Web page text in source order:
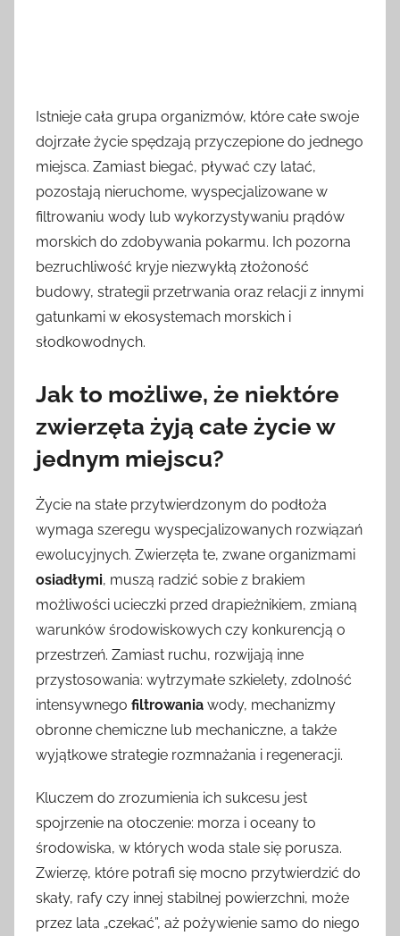
Istnieje cała grupa organizmów, które całe swoje
dojrzałe życie spędzają przyczepione do jednego
miejsca. Zamiast biegać, pływać czy latać,
pozostają nieruchome, wyspecjalizowane w
filtrowaniu wody lub wykorzystywaniu prądów
morskich do zdobywania pokarmu. Ich pozorna
bezruchliwość kryje niezwykłą złożoność
budowy, strategii przetrwania oraz relacji z innymi
gatunkami w ekosystemach morskich i
słodkowodnych.
Jak to możliwe, że niektóre
zwierzęta żyją całe życie w
jednym miejscu?
Życie na stałe przytwierdzonym do podłoża
wymaga szeregu wyspecjalizowanych rozwiązań
ewolucyjnych. Zwierzęta te, zwane organizmami
osiadłymi, muszą radzić sobie z brakiem
możliwości ucieczki przed drapieżnikiem, zmianą
warunków środowiskowych czy konkurencją o
przestrzeń. Zamiast ruchu, rozwijają inne
przystosowania: wytrzymałe szkielety, zdolność
intensywnego filtrowania wody, mechanizmy
obronne chemiczne lub mechaniczne, a także
wyjątkowe strategie rozmnażania i regeneracji.
Kluczem do zrozumienia ich sukcesu jest
spojrzenie na otoczenie: morza i oceany to
środowiska, w których woda stale się porusza.
Zwierzę, które potrafi się mocno przytwierdzić do
skały, rafy czy innej stabilnej powierzchni, może
przez lata „czekać”, aż pożywienie samo do niego